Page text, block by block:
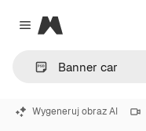
Close menu
Magnific
Wygeneruj obraz AI